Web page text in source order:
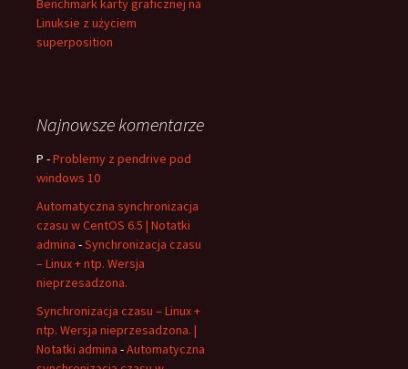
Benchmark karty graficznej na
Linuksie z użyciem
superposition
Najnowsze komentarze
P -Problemy z pendrive pod
windows 10
Automatyczna synchronizacja
czasu w CentOS 6.5 | Notatki
admina -Synchronizacja czasu
– Linux + ntp. Wersja
nieprzesadzona.
Synchronizacja czasu – Linux +
ntp. Wersja nieprzesadzona. |
Notatki admina -Automatyczna